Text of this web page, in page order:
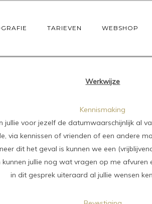
TARIEVEN WEBSHOP
Werkwijze
Kennismaking
jullie voor jezelf de datumwaarschijnlijk al
via kennissen of vrienden of een andere
dit het geval is kunnen we een
jullie nog wat vragen op me
in dit gesprek uiteraard al jullie wensen